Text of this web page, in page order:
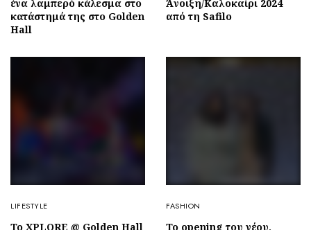
ένα λαμπερό κάλεσμα στο
κατάστημά της στο Golden
Hall
Άνοιξη/Καλοκαίρι 2024
από τη Safilo
LIFESTYLE
To XPLORE @ Golden Hall
FASHION
To opening του νέου,